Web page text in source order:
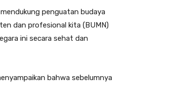
penguatan budaya
dan profesional kita (BUMN)
ini secara sehat dan
bahwa sebelumnya